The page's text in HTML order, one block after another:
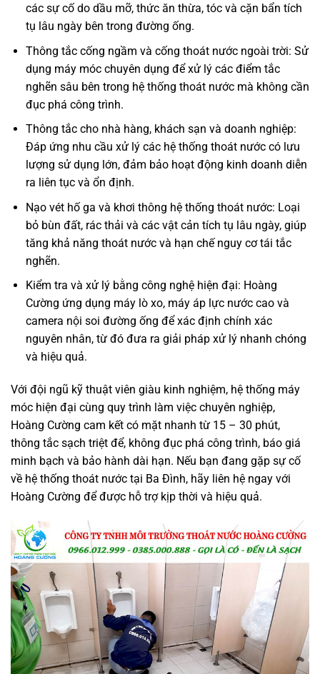
các sự cố do dầu mỡ, thức ăn thừa, tóc và cặn bẩn tích
tụ lâu ngày bên trong đường ống.
Thông tắc cống ngầm và cống thoát nước ngoài trời: Sử
dụng máy móc chuyên dụng để xử lý các điểm tắc
nghẽn sâu bên trong hệ thống thoát nước mà không cần
đục phá công trình.
Thông tắc cho nhà hàng, khách sạn và doanh nghiệp:
Đáp ứng nhu cầu xử lý các hệ thống thoát nước có lưu
lượng sử dụng lớn, đảm bảo hoạt động kinh doanh diễn
ra liên tục và ổn định.
Nạo vét hố ga và khơi thông hệ thống thoát nước: Loại
bỏ bùn đất, rác thải và các vật cản tích tụ lâu ngày, giúp
tăng khả năng thoát nước và hạn chế nguy cơ tái tắc
nghẽn.
Kiểm tra và xử lý bằng công nghệ hiện đại: Hoàng
Cường ứng dụng máy lò xo, máy áp lực nước cao và
camera nội soi đường ống để xác định chính xác
nguyên nhân, từ đó đưa ra giải pháp xử lý nhanh chóng
và hiệu quả.
Với đội ngũ kỹ thuật viên giàu kinh nghiệm, hệ thống máy
móc hiện đại cùng quy trình làm việc chuyên nghiệp,
Hoàng Cường cam kết có mặt nhanh từ 15 – 30 phút,
thông tắc sạch triệt để, không đục phá công trình, báo giá
minh bạch và bảo hành dài hạn. Nếu bạn đang gặp sự cố
về hệ thống thoát nước tại Ba Đình, hãy liên hệ ngay với
Hoàng Cường để được hỗ trợ kịp thời và hiệu quả.